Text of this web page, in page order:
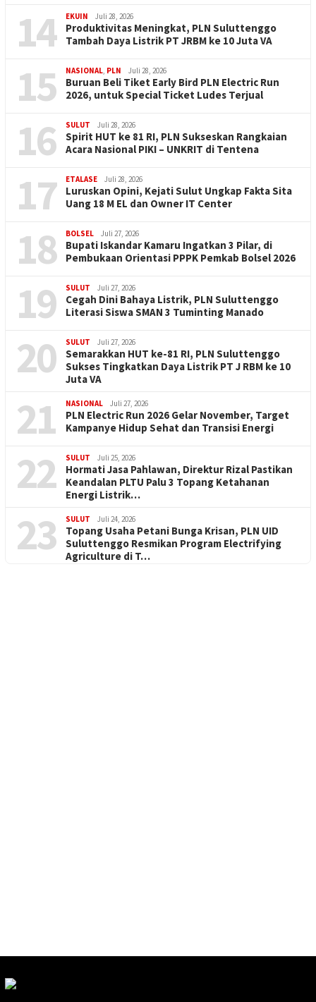
14 EKUIN Juli 28, 2026
Produktivitas Meningkat, PLN Suluttenggo
Tambah Daya Listrik PT JRBM ke 10 Juta VA
15 NASIONAL, PLN Juli 28, 2026
Buruan Beli Tiket Early Bird PLN Electric Run
2026, untuk Special Ticket Ludes Terjual
16 SULUT Juli 28, 2026
Spirit HUT ke 81 RI, PLN Sukseskan Rangkaian
Acara Nasional PIKI – UNKRIT di Tentena
17 ETALASE Juli 28, 2026
Luruskan Opini, Kejati Sulut Ungkap Fakta Sita
Uang 18 M EL dan Owner IT Center
18 BOLSEL Juli 27, 2026
Bupati Iskandar Kamaru Ingatkan 3 Pilar, di
Pembukaan Orientasi PPPK Pemkab Bolsel 2026
19 SULUT Juli 27, 2026
Cegah Dini Bahaya Listrik, PLN Suluttenggo
Literasi Siswa SMAN 3 Tuminting Manado
20 SULUT Juli 27, 2026
Semarakkan HUT ke-81 RI, PLN Suluttenggo
Sukses Tingkatkan Daya Listrik PT J RBM ke 10
Juta VA
21 NASIONAL Juli 27, 2026
PLN Electric Run 2026 Gelar November, Target
Kampanye Hidup Sehat dan Transisi Energi
22 SULUT Juli 25, 2026
Hormati Jasa Pahlawan, Direktur Rizal Pastikan
Keandalan PLTU Palu 3 Topang Ketahanan
Energi Listrik…
23 SULUT Juli 24, 2026
Topang Usaha Petani Bunga Krisan, PLN UID
Suluttenggo Resmikan Program Electrifying
Agriculture di T…